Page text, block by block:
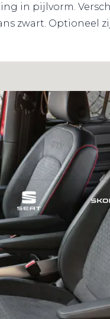
in pijlvorm.
zwart. Optioneel